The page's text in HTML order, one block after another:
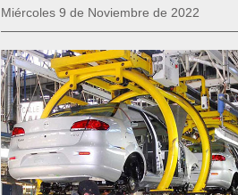
Miércoles 9 de Noviembre de 2022